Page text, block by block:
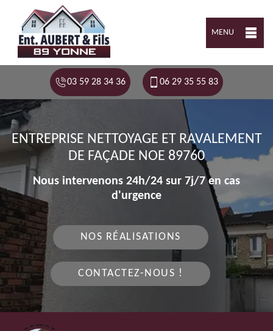
MENU
03 59 28 34 36 06 29 35 55 83
ENTREPRISE NETTOYAGE ET RAVALEMENT
DE FAÇADE NOE 89760
Nous intervenons 24h/24 sur 7j/7 en cas
d'urgence
NOS RÉALISATIONS
CONTACTEZ-NOUS !